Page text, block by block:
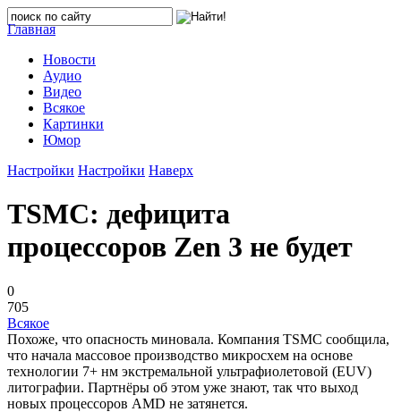
Главная
Новости
Аудио
Видео
Всякое
Картинки
Юмор
Настройки Настройки Наверх
TSMC: дефицита
процессоров Zen 3 не будет
0
705
Всякое
Похоже, что опасность миновала. Компания TSMC сообщила,
что начала массовое производство микросхем на основе
технологии 7+ нм экстремальной ультрафиолетовой (EUV)
литографии. Партнёры об этом уже знают, так что выход
новых процессоров AMD не затянется.